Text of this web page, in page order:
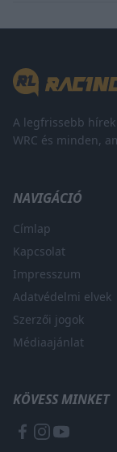
A legfrissebb hírek
WRC és minden,
NAVIGÁCIÓ
Címlap
Kapcsolat
Impresszum
Adatvédelmi elvek
Szerzői jogok
Médiaajánlat
KÖVESS MINKET